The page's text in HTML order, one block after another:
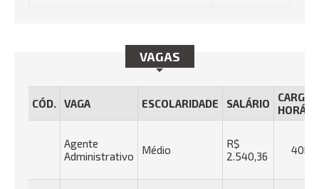
VAGAS
CÓD. VAGA ESCOLARIDADE SALÁRIO
CARGA
Agente
Administrativo
Médio
R$
2.540,36
40h